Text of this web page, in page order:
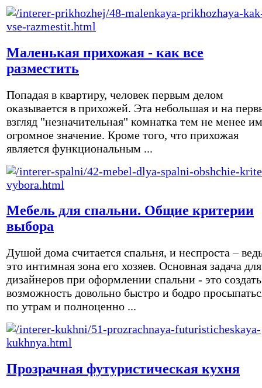
Маленькая прихожая - как все
разместить
Попадая в квартиру, человек первым делом
оказывается в прихожей. Эта небольшая и на
взгляд "незначительная" комнатка тем не менее
огромное значение. Кроме того, что прихожая
является функциональным ...
Мебель для спальни. Общие критерии
выбора
Душой дома считается спальня, и неспроста –
это интимная зона его хозяев. Основная задача для
дизайнеров при оформлении спальни - это создать
возможность довольно быстро и бодро
по утрам и полноценно ...
Прозрачная футуристическая кухня